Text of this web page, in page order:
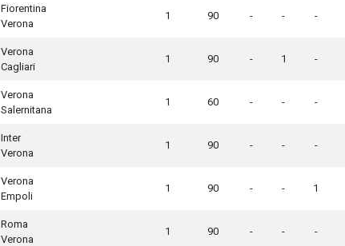
Fiorentina
Verona
1 90 - - -
Verona
Cagliari
1 90 - 1 -
Verona
Salernitana
1 60 - - -
Inter
Verona
1 90 - - -
Verona
Empoli
1 90 - - 1
Roma
Verona
1 90 - - -